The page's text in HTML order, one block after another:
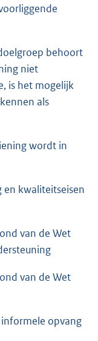
behoort
niet
is het mogelijk
als
wordt in
en kwaliteitseisen
van de Wet
van de Wet
opvang